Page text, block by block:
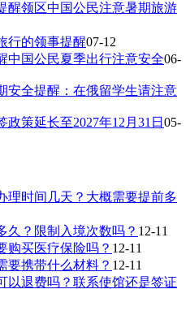
醒领区中国公民注意暑期旅游
行的领事提醒07-12
中国公民夏季出行注意安全06-
安全提醒：在俄留学生请注意
策延长至2027年12月31日 05-
理时间几天？大概需要提前多
久？限制入境次数吗？ 12-11
购买医疗保险吗？ 12-11
要携带什么材料？ 12-11
以退费吗？联系使馆还是签证